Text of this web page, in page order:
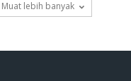
Muat lebih banyak